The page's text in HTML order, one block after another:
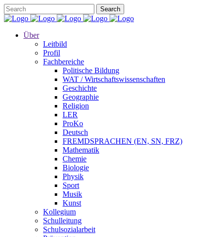
Über
Leitbild
Profil
Fachbereiche
Politische Bildung
WAT / Wirtschaftswissenschaften
Geschichte
Geographie
Religion
LER
ProKo
Deutsch
FREMDSPRACHEN (EN, SN, FRZ)
Mathematik
Chemie
Biologie
Physik
Sport
Musik
Kunst
Kollegium
Schulleitung
Schulsozialarbeit